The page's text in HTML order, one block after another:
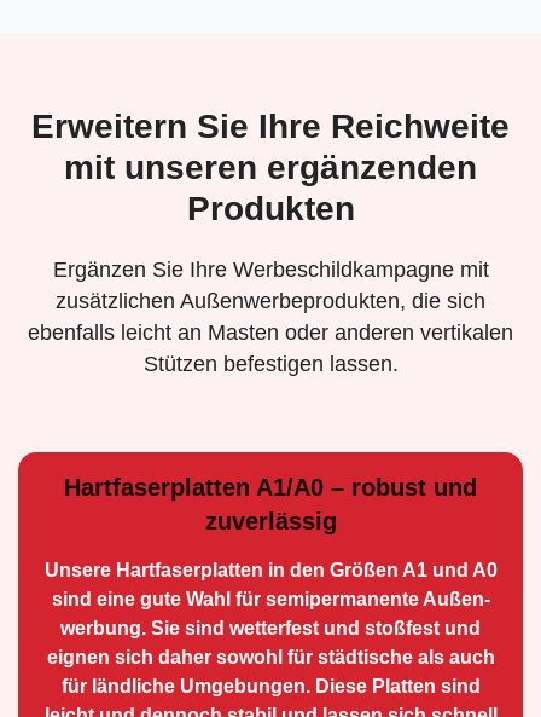
Erweitern Sie Ihre Reichweite
mit unseren ergänzenden
Produkten
Ergänzen Sie Ihre Werbeschildkampagne mit
zusätzlichen Außenwerbeprodukten, die sich
ebenfalls leicht an Masten oder anderen vertikalen
Stützen befestigen lassen.
Hartfaserplatten A1/A0 – robust und
zuverlässig
Unsere Hartfaserplatten in den Größen A1 und A0
sind eine gute Wahl für semiperma­nente Außen­
werbung. Sie sind wetterfest und stoßfest und
eignen sich daher sowohl für städtische als auch
für ländliche Umge­bungen. Diese Platten sind